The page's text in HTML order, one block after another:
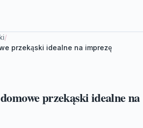
/
przekąski idealne na imprezę
przekąski idealne na